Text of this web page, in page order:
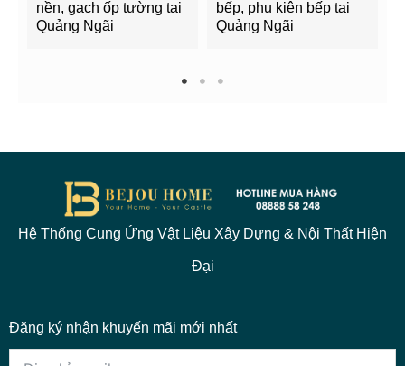
nền, gạch ốp tường tại
Quảng Ngãi
bếp, phụ kiện bếp tại
Quảng Ngãi
1 2 3
Hệ Thống Cung Ứng Vật Liệu Xây Dựng & Nội Thất Hiện
Đại
Đăng ký nhận khuyến mãi mới nhất